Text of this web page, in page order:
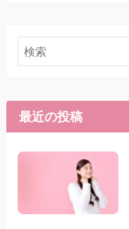
最近の投稿